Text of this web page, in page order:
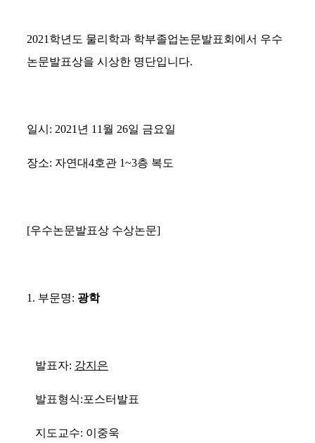
2021 학년도 물리학과 학부졸업논문발표회에서 우수
논문발표상을 시상한 명단입니다.
일시 : 2021 년 11 월 26일 금요일
장소: 자연대4호관 1~3층 복도
[우수논문발표상 수상논문]
1. 부문명: 광학
발표자: 강지은
발표형식:포스터발표
지도교수: 이중욱